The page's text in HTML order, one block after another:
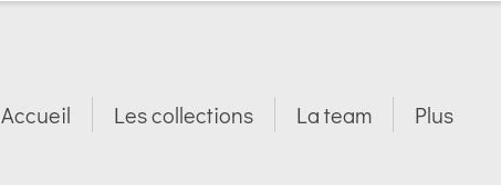
Accueil Les collections La team Plus